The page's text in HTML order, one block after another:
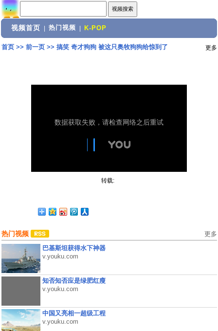
视频首页 热门视频 K-POP
首页>> 前一页>> 搞笑 奇才狗狗 被这只奥牧狗狗给惊到了 更多
转载:
热门视频 更多
巴基斯坦获得水下神器
v.youku.com
知否知否应是绿肥红瘦
v.youku.com
中国又亮相一超级工程
v.youku.com